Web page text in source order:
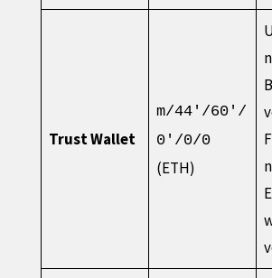
Trust Wallet
m/44'/60'/
0'/0/0
(ETH)